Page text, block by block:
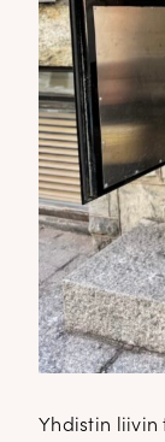
Yhdistin liivin